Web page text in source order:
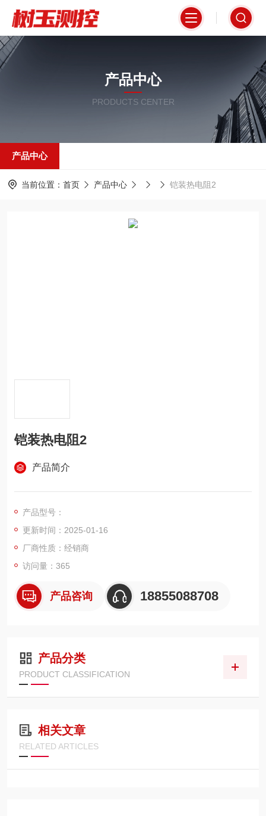
产品中心
PRODUCTS CENTER
产品中心
当前位置： 首页 产品中心 铠装热电阻2
铠装热电阻2
产品简介
产品型号：
更新时间：2025-01-16
厂商性质：经销商
访问量：365
产品咨询 18855088708
产品分类
PRODUCT CLASSIFICATION
相关文章
RELATED ARTICLES